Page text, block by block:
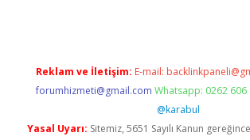
Reklam ve İletişim: E-mail:
forumhizmeti@gmail.com Whatsapp: 0262 606
@karabul
Yasal Uyarı: Sitemiz, 5651 Sayılı Kanun